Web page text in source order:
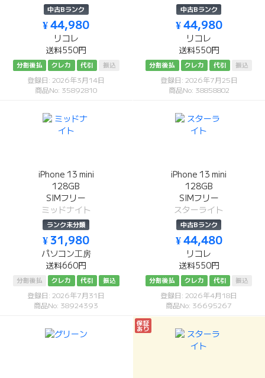
中古Bランク
¥ 44,980
リコレ
送料550円
分割後払 クレカ 代引 振込
登録日: 2026年3月14日
商品No: 35892810
中古Bランク
¥ 44,980
リコレ
送料550円
分割後払 クレカ 代引 振込
登録日: 2026年7月25日
商品No: 38858802
iPhone 13 mini
128GB
SIMフリー
ミッドナイト
ランク未分類
¥ 31,980
パソコン工房
送料660円
分割後払 クレカ 代引 振込
登録日: 2026年7月31日
商品No: 38924393
iPhone 13 mini
128GB
SIMフリー
スターライト
中古Bランク
¥ 44,480
リコレ
送料550円
分割後払 クレカ 代引 振込
登録日: 2026年4月18日
商品No: 36695267
保証
あり